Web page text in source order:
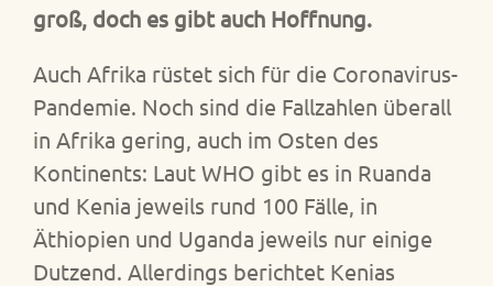
groß, doch es gibt auch Hoffnung.
Auch Afrika rüstet sich für die Coronavirus-
Pandemie. Noch sind die Fallzahlen überall
in Afrika gering, auch im Osten des
Kontinents: Laut WHO gibt es in Ruanda
und Kenia jeweils rund 100 Fälle, in
Äthiopien und Uganda jeweils nur einige
Dutzend. Allerdings berichtet Kenias